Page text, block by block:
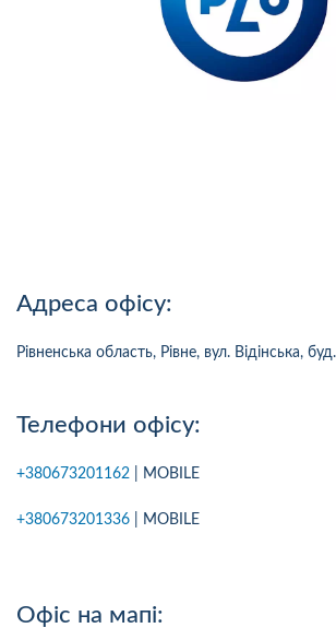
Адреса офісу:
Рівненська область, Рівне, вул. Відінська,
Телефони офісу:
+380673201162 | MOBILE
+380673201336 | MOBILE
Офіс на мапі: